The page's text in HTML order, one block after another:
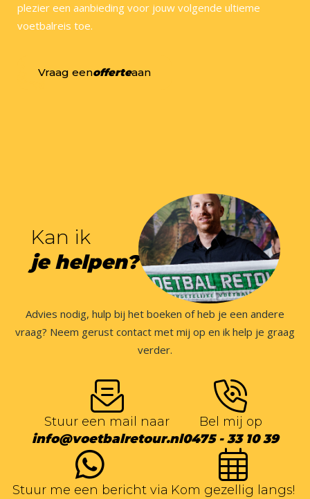
plezier een aanbieding voor jouw volgende ultieme
voetbalreis toe.
Vraag eenofferteaan
Kan ik
je helpen?
Advies nodig, hulp bij het boeken of heb je een andere
vraag? Neem gerust contact met mij op en ik help je graag
verder.
Stuur een mail naar
info@voetbalretour.nl
Bel mij op
0475 - 33 10 39
Stuur me een bericht via Kom gezellig langs!